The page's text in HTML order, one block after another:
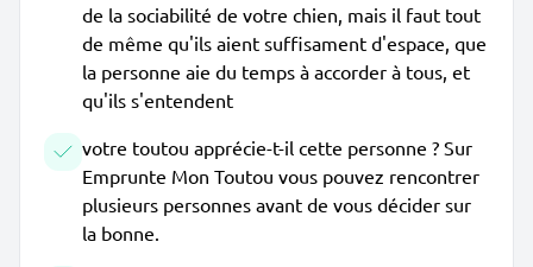
de la sociabilité de votre chien, mais il faut tout
de même qu'ils aient suffisament d'espace, que
la personne aie du temps à accorder à tous, et
qu'ils s'entendent
votre toutou apprécie-t-il cette personne ? Sur
Emprunte Mon Toutou vous pouvez rencontrer
plusieurs personnes avant de vous décider sur
la bonne.